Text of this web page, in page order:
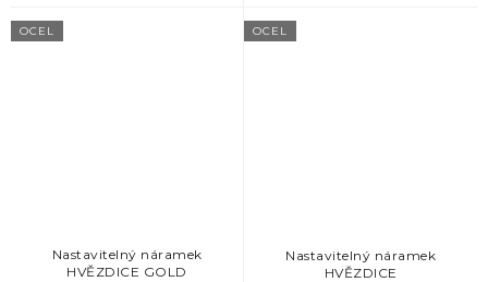
OCEL
Nastavitelný náramek
HVĚZDICE GOLD
OCEL
Nastavitelný náramek
HVĚZDICE